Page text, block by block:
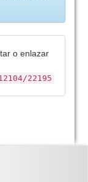
o enlazar
22195